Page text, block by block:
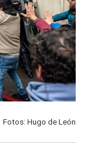
Fotos: Hugo de León